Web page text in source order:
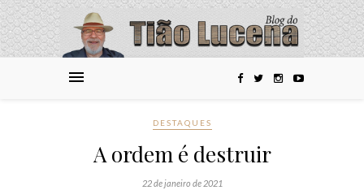
DESTAQUES
A ordem é destruir
22 de janeiro de 2021